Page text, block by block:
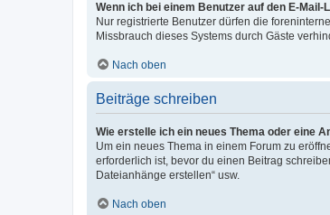
Wenn ich bei einem Benutzer auf den E-
Nur registrierte Benutzer dürfen die
Missbrauch dieses Systems durch Gäste
Nach oben
Beiträge schreiben
Wie erstelle ich ein neues Thema oder eine
Um ein neues Thema in einem Forum zu
erforderlich ist, bevor du einen Beitrag
Dateianhänge erstellen“ usw.
Nach oben